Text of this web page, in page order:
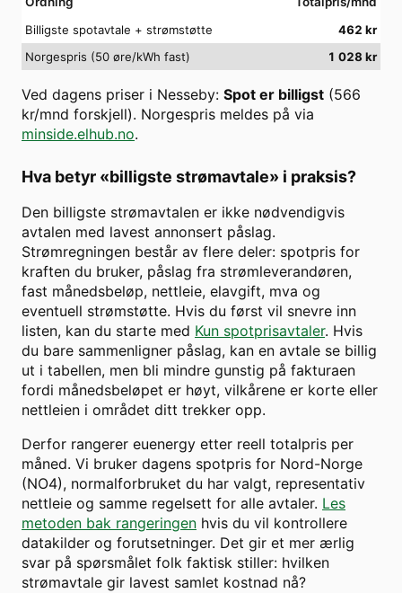
Billigste spotavtale + strømstøtte
462 kr
Norgespris (50 øre/kWh fast)
1 028 kr
Ved dagens priser i Nesseby: Spot er billigst (566
kr/mnd forskjell). Norgespris meldes på via
minside.elhub.no.
Hva betyr «billigste strømavtale» i praksis?
Den billigste strømavtalen er ikke nødvendigvis
avtalen med lavest annonsert påslag.
Strømregningen består av flere deler: spotpris for
kraften du bruker, påslag fra strømleverandøren,
fast månedsbeløp, nettleie, elavgift, mva og
eventuell strømstøtte. Hvis du først vil snevre inn
listen, kan du starte med Kun spotprisavtaler. Hvis
du bare sammenligner påslag, kan en avtale se billig
ut i tabellen, men bli mindre gunstig på fakturaen
fordi månedsbeløpet er høyt, vilkårene er korte eller
nettleien i området ditt trekker opp.
Derfor rangerer euenergy etter reell totalpris per
måned. Vi bruker dagens spotpris for Nord-Norge
(NO4), normalforbruket du har valgt, representativ
nettleie og samme regelsett for alle avtaler. Les
metoden bak rangeringen hvis du vil kontrollere
datakilder og forutsetninger. Det gir et mer ærlig
svar på spørsmålet folk faktisk stiller: hvilken
strømavtale gir lavest samlet kostnad nå?